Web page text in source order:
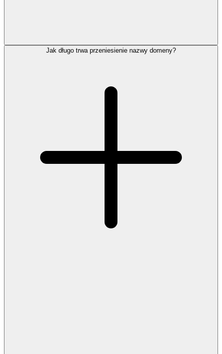
Jak długo trwa przeniesienie nazwy domeny?